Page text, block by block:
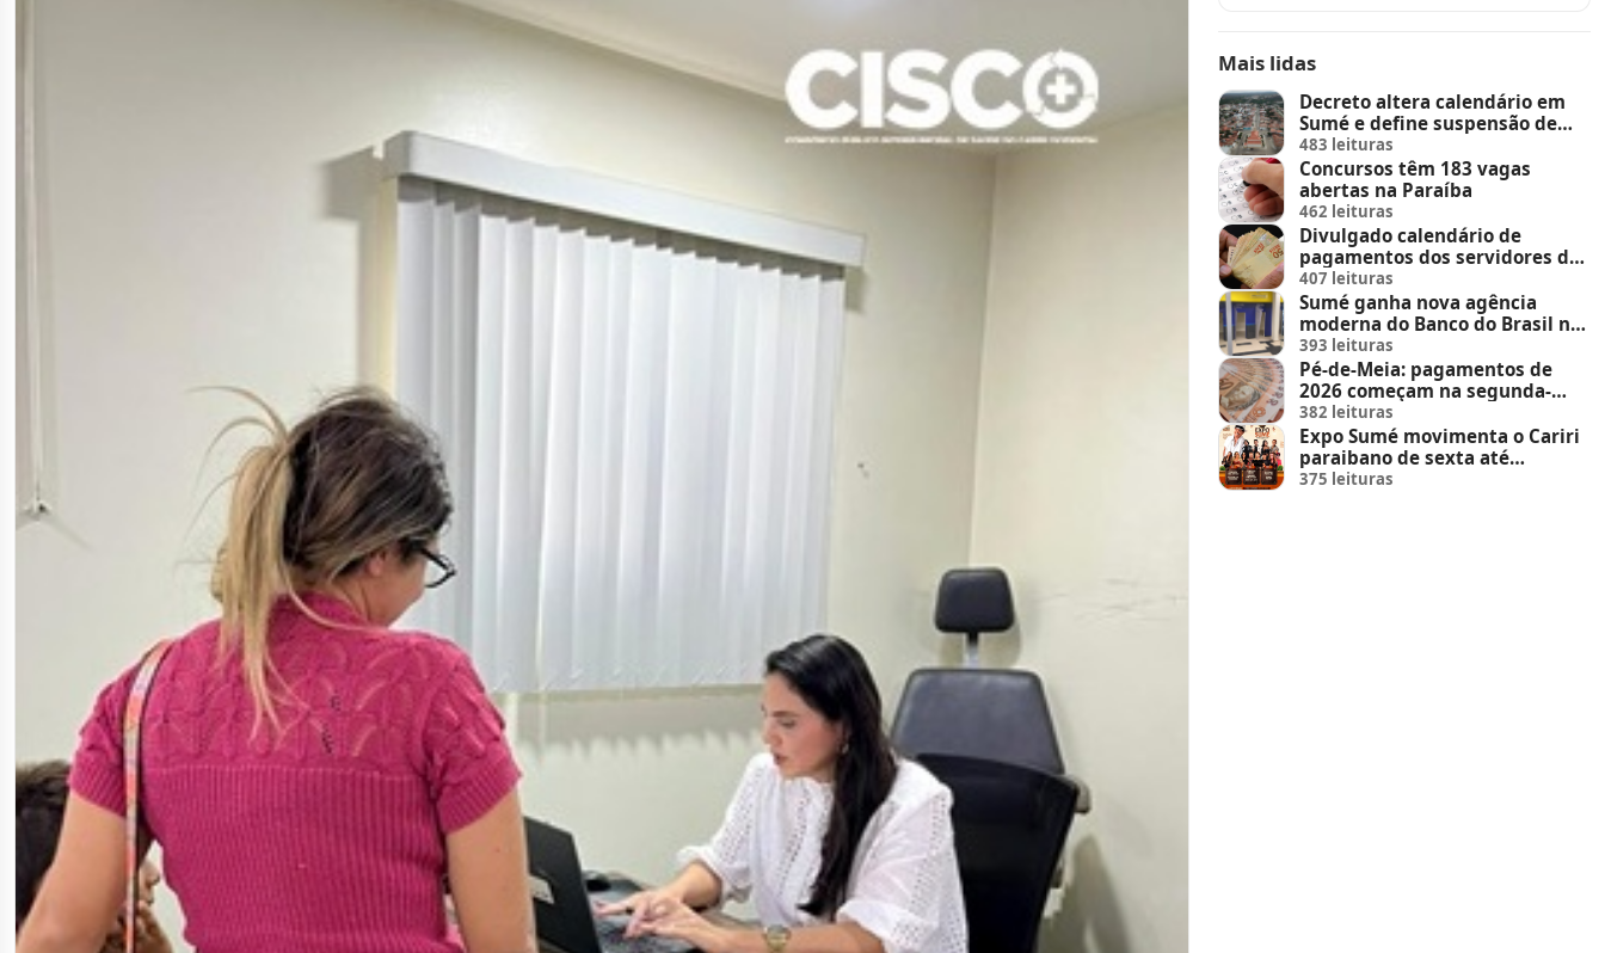
Mais lidas
Decreto altera calendário em
Sumé e define suspensão de
feira de animais e feriados
483 leituras
Concursos têm 183 vagas
abertas na Paraíba
462 leituras
Divulgado calendário de
pagamentos dos servidores do
Estado
407 leituras
Sumé ganha nova agência
moderna do Banco do Brasil no
Sumé Shopping
393 leituras
Pé-de-Meia: pagamentos de
2026 começam na segunda-
feira (23)
382 leituras
Expo Sumé movimenta o Cariri
paraibano de sexta até
domingo
375 leituras